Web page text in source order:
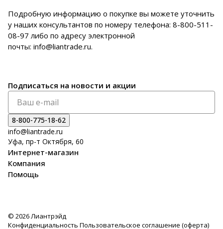
Подробную информацию о покупке вы можете уточнить
у наших консультантов по номеру телефона: 8-800-511-
08-97 либо по адресу электронной
почты: info@liantrade.ru.
Подписаться на новости и акции
8-800-775-18-62
info@liantrade.ru
Уфа, пр-т Октября, 60
Интернет-магазин
Компания
Помощь
© 2026 Лиантрэйд
Конфиденциальность Пользовательское соглашение (оферта)